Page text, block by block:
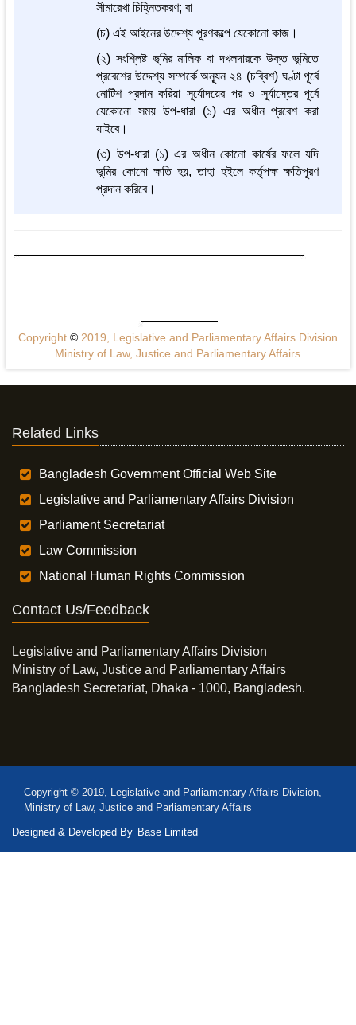
সীমারেখা চিহ্নিতকরণ; বা
(চ) এই আইনের উদ্দেশ্য পূরণকল্পে যেকোনো কাজ।
(২) সংশ্লিষ্ট ভূমির মালিক বা দখলদারকে উক্ত ভূমিতে
প্রবেশের উদ্দেশ্য সম্পর্কে অন্যূন ২৪ (চব্বিশ) ঘণ্টা পূর্বে
নোটিশ প্রদান করিয়া সূর্যোদয়ের পর ও সূর্যাস্তের পূর্বে
যেকোনো সময় উপ-ধারা (১) এর অধীন প্রবেশ করা
যাইবে।
(৩) উপ-ধারা (১) এর অধীন কোনো কার্যের ফলে যদি
ভূমির কোনো ক্ষতি হয়, তাহা হইলে কর্তৃপক্ষ ক্ষতিপূরণ
প্রদান করিবে।
Copyright ©2019, Legislative and Parliamentary Affairs Division
Ministry of Law, Justice and Parliamentary Affairs
Related Links
Bangladesh Government Official Web Site
Legislative and Parliamentary Affairs Division
Parliament Secretariat
Law Commission
National Human Rights Commission
Contact Us/Feedback
Legislative and Parliamentary Affairs Division
Ministry of Law, Justice and Parliamentary Affairs
Bangladesh Secretariat, Dhaka - 1000, Bangladesh.
Copyright © 2019, Legislative and Parliamentary Affairs Division,
Ministry of Law, Justice and Parliamentary Affairs
Designed & Developed By Base Limited